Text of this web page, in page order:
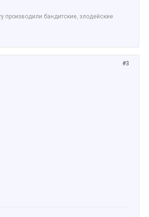
производили бандитские, злодейские
#3